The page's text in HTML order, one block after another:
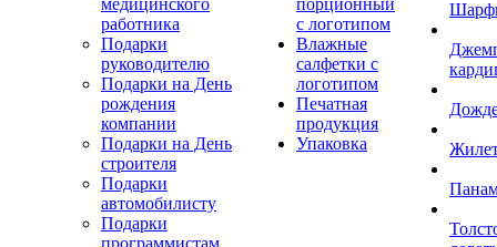
медицинского
работника
Подарки
руководителю
Подарки на День
рождения
компании
Подарки на День
строителя
Подарки
автомобилисту
Подарки
программистам
порционный
с логотипом
Влажные
салфетки с
логотипом
Печатная
продукция
Упаковка